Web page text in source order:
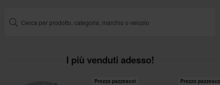
I più venduti adesso!
Prezzo pazzesco! Prezzo